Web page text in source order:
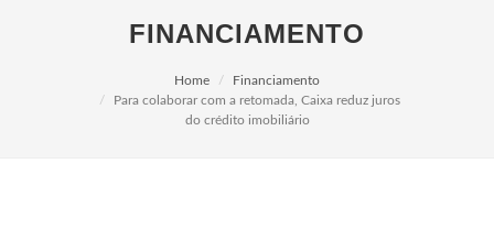
FINANCIAMENTO
Home
Financiamento
Para colaborar com a retomada, Caixa reduz juros
do crédito imobiliário